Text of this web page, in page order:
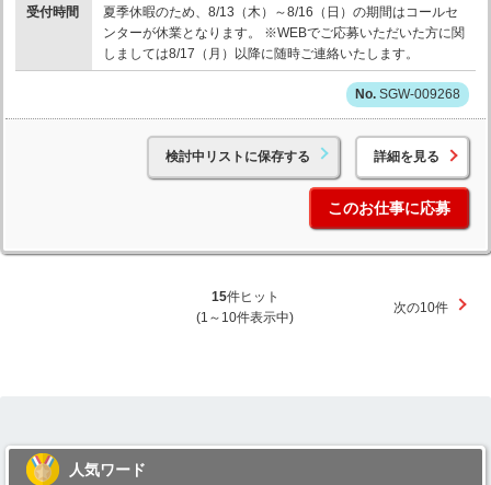
受付時間
夏季休暇のため、8/13（木）～8/16（日）の期間はコールセ
ンターが休業となります。 ※WEBでご応募いただいた方に関
しましては8/17（月）以降に随時ご連絡いたします。
SGW-009268
検討中リストに保存する 詳細を見る
このお仕事に応募
15件ヒット
(1～10件表示中)
次の10件
人気ワード